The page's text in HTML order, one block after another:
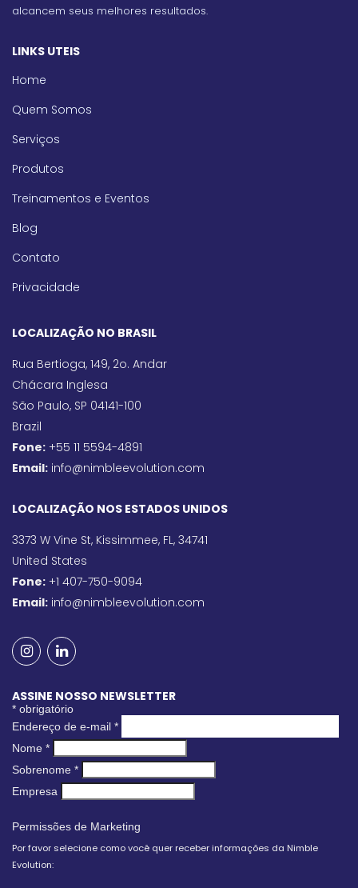
alcancem seus melhores resultados.
LINKS UTEIS
Home
Quem Somos
Serviços
Produtos
Treinamentos e Eventos
Blog
Contato
Privacidade
LOCALIZAÇÃO NO BRASIL
Rua Bertioga, 149, 2o. Andar
Chácara Inglesa
São Paulo, SP 04141-100
Brazil
Fone: +55 11 5594-4891
Email: info@nimbleevolution.com
LOCALIZAÇÃO NOS ESTADOS UNIDOS
3373 W Vine St, Kissimmee, FL, 34741
United States
Fone: +1 407-750-9094
Email: info@nimbleevolution.com
ASSINE NOSSO NEWSLETTER
* obrigatório
Endereço de e-mail *
Nome *
Sobrenome *
Empresa
Permissões de Marketing
Por favor selecione como você quer receber informações da Nimble
Evolution: